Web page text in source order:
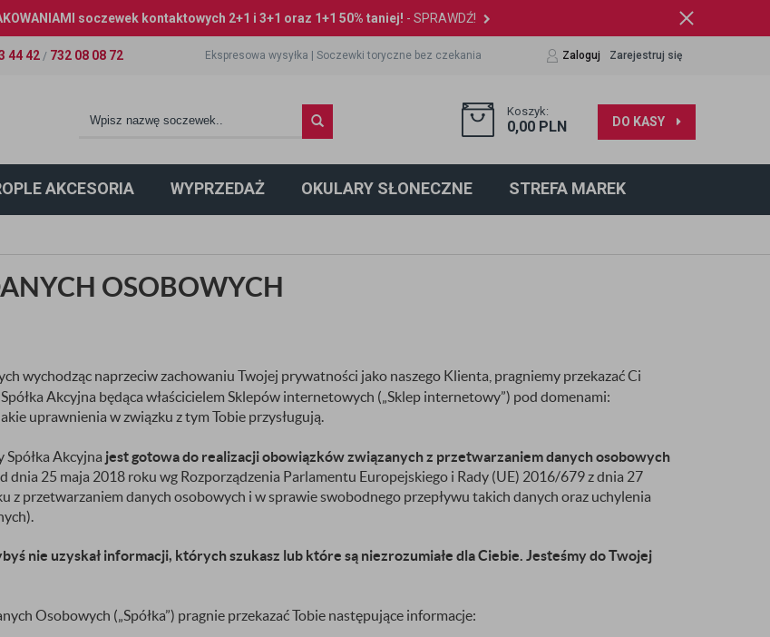
soczewek kontaktowych 2+1 i 3+1 oraz 1+1 50% taniej! - SPRAWDŹ!
44 42 / 732 08 08 72 Ekspresowa wysyłka |Soczewki toryczne bez czekania Zaloguj Zarejestruj się
Koszyk:
0,00 PLN DO KASY
AKCESORIA WYPRZEDAŻ OKULARY SŁONECZNE STREFA MAREK
OSOBOWYCH
wychodząc naprzeciw zachowaniu Twojej prywatności jako naszego Klienta, pragniemy przekazać Ci
Akcyjna będąca właścicielem Sklepów internetowych („Sklep internetowy”) pod domenami:
uprawnienia w związku z tym Tobie przysługują.
Akcyjna jest gotowa do realizacji obowiązków związanych z przetwarzaniem danych osobowych
dnia 25 maja 2018 roku wg Rozporządzenia Parlamentu Europejskiego i Rady (UE) 2016/679 z dnia 27
z przetwarzaniem danych osobowych i w sprawie swobodnego przepływu takich danych oraz uchylenia
nie uzyskał informacji, których szukasz lub które są niezrozumiałe dla Ciebie. Jesteśmy do Twojej
Osobowych („Spółka”) pragnie przekazać Tobie następujące informacje: